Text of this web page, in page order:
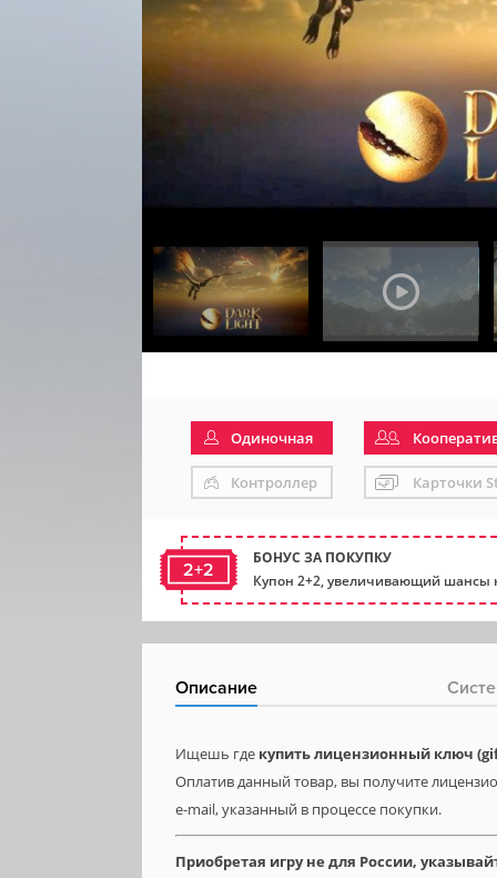
Одиночная
Контроллер Карточки
2+2
БОНУС ЗА ПОКУПКУ
Купон 2+2, увеличивающий шансы
Описание
Ищешь где купить лицензионный ключ
Оплатив данный товар, вы получите
e-mail, указанный в процессе покупки.
Приобретая игру не для России,